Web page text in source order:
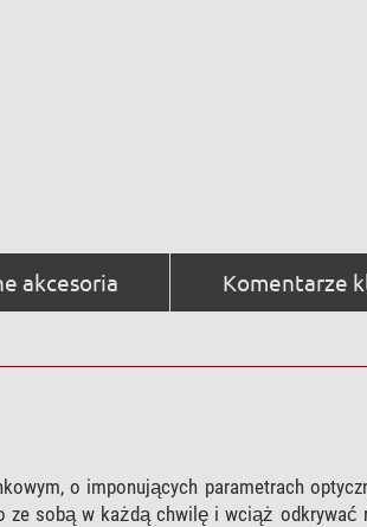
akcesoria Komentarze
o imponujących parametrach
ze sobą w każdą chwilę i wciąż odkrywać